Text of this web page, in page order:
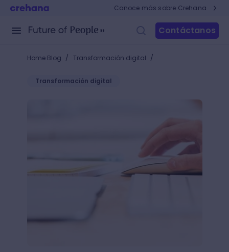
Conoce más sobre Crehana
Contáctanos
Home Blog / Transformación digital /
Transformación digital
¿Buscas un creador de intros? Conoce +10